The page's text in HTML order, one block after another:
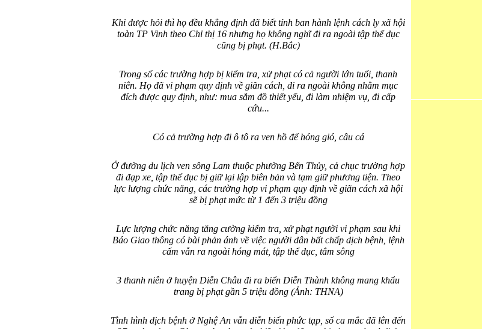
Khi được hỏi thì họ đều khẳng định đã biết tỉnh ban hành lệnh cách ly xã hội
toàn TP Vinh theo Chỉ thị 16 nhưng họ không nghĩ đi ra ngoài tập thể dục
cũng bị phạt. (H.Bắc)
Trong số các trường hợp bị kiểm tra, xử phạt có cả người lớn tuổi, thanh
niên. Họ đã vi phạm quy định về giãn cách, đi ra ngoài không nhằm mục
đích được quy định, như: mua sắm đồ thiết yếu, đi làm nhiệm vụ, đi cấp
cứu...
Có cả trường hợp đi ô tô ra ven hồ để hóng gió, câu cá
Ở đường du lịch ven sông Lam thuộc phường Bến Thủy, cả chục trường hợp
đi đạp xe, tập thể dục bị giữ lại lập biên bản và tạm giữ phương tiện. Theo
lực lượng chức năng, các trường hợp vi phạm quy định về giãn cách xã hội
sẽ bị phạt mức từ 1 đến 3 triệu đồng
Lực lượng chức năng tăng cường kiểm tra, xử phạt người vi phạm sau khi
Báo Giao thông có bài phản ánh về việc người dân bất chấp dịch bệnh, lệnh
cấm vẫn ra ngoài hóng mát, tập thể dục, tắm sông
3 thanh niên ở huyện Diễn Châu đi ra biển Diễn Thành không mang khẩu
trang bị phạt gần 5 triệu đồng (Ảnh: THNA)
Tình hình dịch bệnh ở Nghệ An vẫn diễn biến phức tạp, số ca mắc đã lên đến